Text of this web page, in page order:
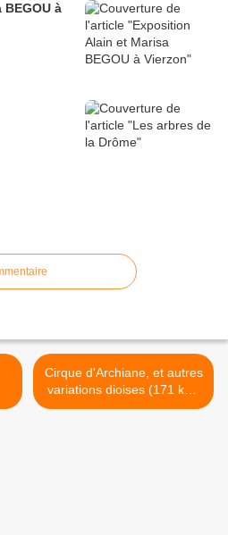
à
Cirque d'Archiane, et autres
variations dioises (171 km)
>